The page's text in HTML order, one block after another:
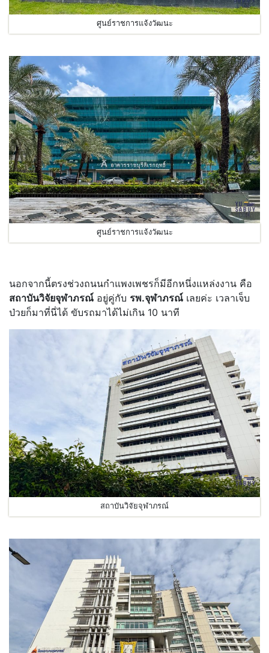
ศูนย์ราชการแจ้งวัฒนะ
ศูนย์ราชการแจ้งวัฒนะ
นอกจากนี้ตรงช่วงถนนกำแพงเพชรก็มีอีกหนึ่งแหล่งงาน คือ
สถาบันวิจัยจุฬาภรณ์ อยู่คู่กับ รพ.จุฬาภรณ์ เลยค่ะ เวลาเจ็บ
ป่วยก็มาที่นี่ได้ ขับรถมาได้ไม่เกิน 10 นาที
สถาบันวิจัยจุฬาภรณ์